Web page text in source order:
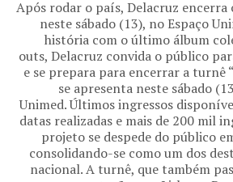
Após rodar o país, Delacruz
neste sábado (13), no Espaço
história com o último álbum
outs, Delacruz convida o público
e se prepara para encerrar a turnê
se apresenta neste sábado
Unimed. Últimos ingressos
datas realizadas e mais de 200 mil
projeto se despede do público
consolidando-se como um dos
nacional. A turnê, que também